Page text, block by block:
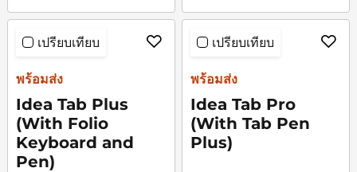
เปรียบเทียบ
พร้อมส่ง
Idea Tab Plus
(With Folio
Keyboard and
Pen)
เปรียบเทียบ
พร้อมส่ง
Idea Tab Pro
(With Tab Pen
Plus)